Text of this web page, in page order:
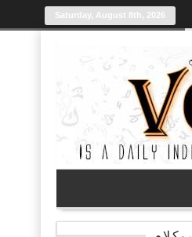
Saturday, August 8th, 2026